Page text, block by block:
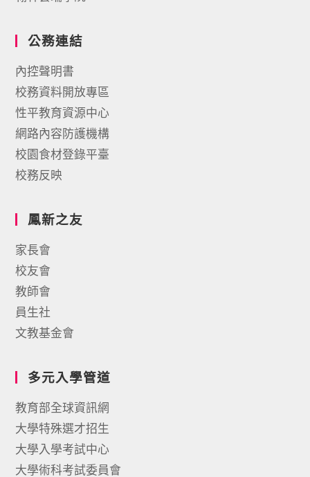
公務連結
內控聲明書
校務資料開放專區
性平教育資源中心
網路內容防護機構
校園食材登錄平臺
校務反映
鳳新之友
家長會
校友會
教師會
員生社
文教基金會
多元入學管道
教育部全球資訊網
大學特殊選才招生
大學入學考試中心
大學術科考試委員會